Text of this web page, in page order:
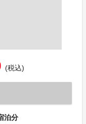
(税込)
泊分